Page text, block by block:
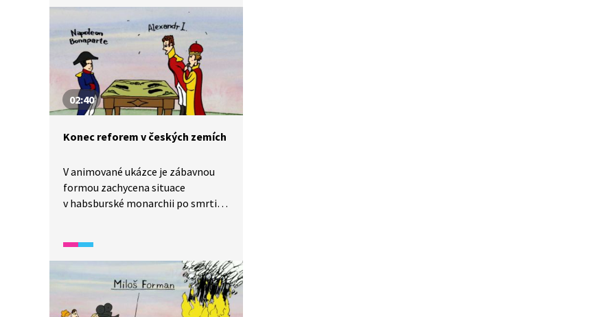
02:40
Konec reforem v českých zemích
V animované ukázce je zábavnou
formou zachycena situace
v habsburské monarchii po smrti